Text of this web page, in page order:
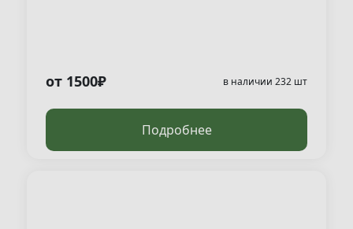
от 1500₽ в наличии 232 шт
Подробнее